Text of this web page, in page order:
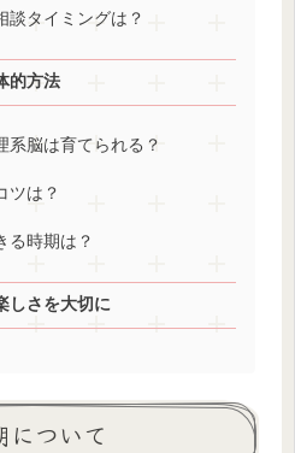
談タイミングは？
的方法
系脳は育てられる？
ツは？
る時期は？
しさを大切に
について